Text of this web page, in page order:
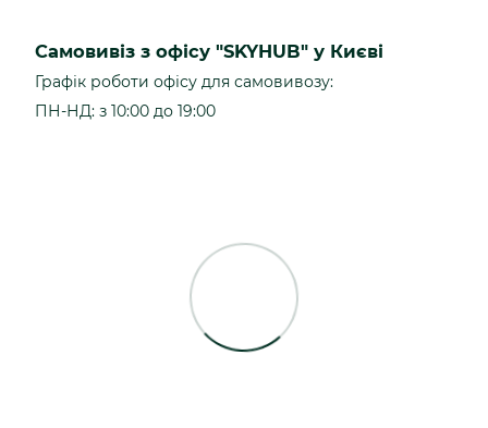
Самовивіз з офісу "SKYHUB" у Києві
Графік роботи офісу для самовивозу:
ПН-НД: з 10:00 до 19:00